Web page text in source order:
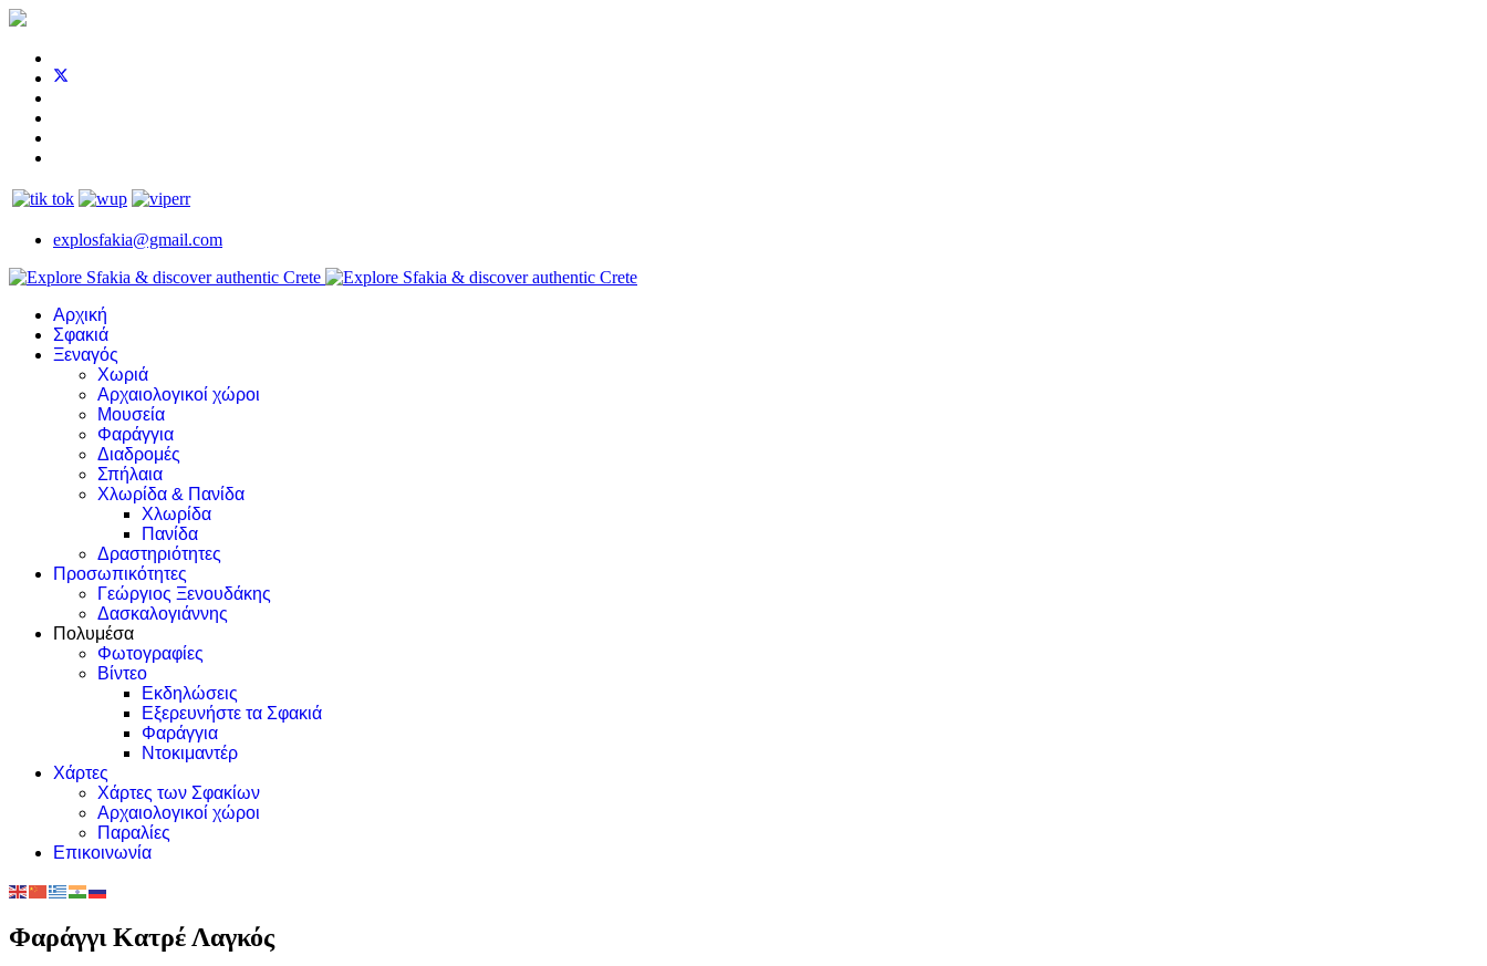
explosfakia@gmail.com
Αρχική
Σφακιά
Ξεναγός
Χωριά
Αρχαιολογικοί χώροι
Μουσεία
Φαράγγια
Διαδρομές
Σπήλαια
Χλωρίδα & Πανίδα
Χλωρίδα
Πανίδα
Δραστηριότητες
Προσωπικότητες
Γεώργιος Ξενουδάκης
Δασκαλογιάννης
Πολυμέσα
Φωτογραφίες
Βίντεο
Εκδηλώσεις
Εξερευνήστε τα Σφακιά
Φαράγγια
Ντοκιμαντέρ
Χάρτες
Χάρτες των Σφακίων
Αρχαιολογικοί χώροι
Παραλίες
Επικοινωνία
Φαράγγι Κατρέ Λαγκός